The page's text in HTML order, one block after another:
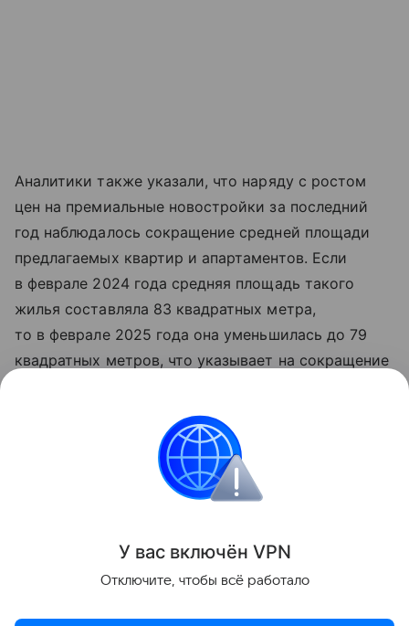
Аналитики также указали, что наряду с ростом
цен на премиальные новостройки за последний
год наблюдалось сокращение средней площади
предлагаемых квартир и апартаментов. Если
в феврале 2024 года средняя площадь такого
жилья составляла 83 квадратных метра,
то в феврале 2025 года она уменьшилась до 79
квадратных метров, что указывает на сокращение
«Данная информация носит исключительно
информационный (ознакомительный) характер
и не является индивидуальной инвестиционной
У вас включён VPN
Отключите, чтобы всё работало